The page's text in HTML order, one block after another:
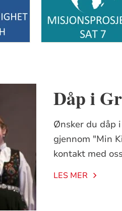
Dåp i
Ønsker du dåp
gjennom "Min
kontakt med
LES MER